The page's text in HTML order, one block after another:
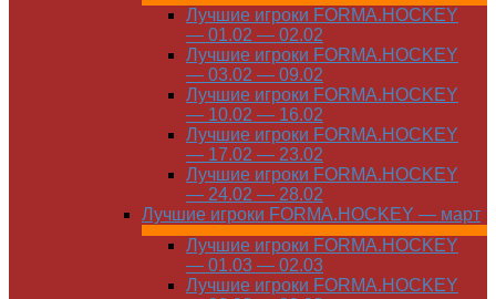
Лучшие игроки FORMA.HOCKEY
— 01.02 — 02.02
Лучшие игроки FORMA.HOCKEY
— 03.02 — 09.02
Лучшие игроки FORMA.HOCKEY
— 10.02 — 16.02
Лучшие игроки FORMA.HOCKEY
— 17.02 — 23.02
Лучшие игроки FORMA.HOCKEY
— 24.02 — 28.02
Лучшие игроки FORMA.HOCKEY — март
Лучшие игроки FORMA.HOCKEY
— 01.03 — 02.03
Лучшие игроки FORMA.HOCKEY